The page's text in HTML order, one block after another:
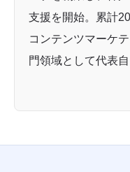
支援を開始。累計
コンテンツマーケ
門領域として代表